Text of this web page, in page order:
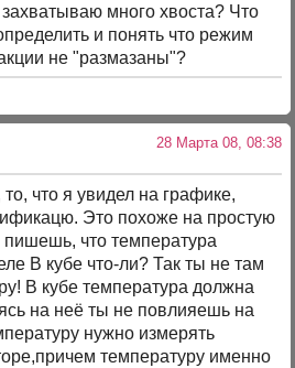
много хвоста? Что
и понять что режим
не "размазаны"?
28 Марта 08, 08:38
что я увидел на графике,
Это похоже на простую
что температура
В кубе что-ли? Так ты не там
В кубе температура должна
на неё ты не повлияешь на
нужно измерять
температуру именно